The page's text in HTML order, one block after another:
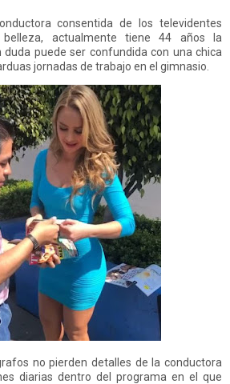
consentida de los televidentes
actualmente tiene 44 años la
duda puede ser confundida con una chica
jornadas de trabajo en el gimnasio.
no pierden detalles de la conductora
diarias dentro del programa en el que